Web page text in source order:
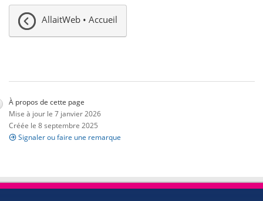
AllaitWeb • Accueil
À propos de cette page
Mise à jour le 7 janvier 2026
Créée le 8 septembre 2025
Signaler ou faire une remarque